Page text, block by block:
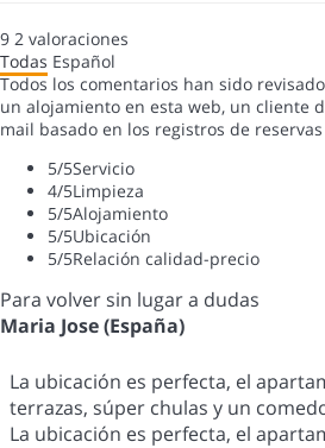
9 2 valoraciones
Todas Español
Todos los comentarios han sido
un alojamiento en esta web, un cliente
mail basado en los registros de
5/5Servicio
4/5Limpieza
5/5Alojamiento
5/5Ubicación
5/5Relación calidad-precio
Para volver sin lugar a dudas
Maria Jose (España)
La ubicación es perfecta, el
terrazas, súper chulas y un
La ubicación es perfecta, el